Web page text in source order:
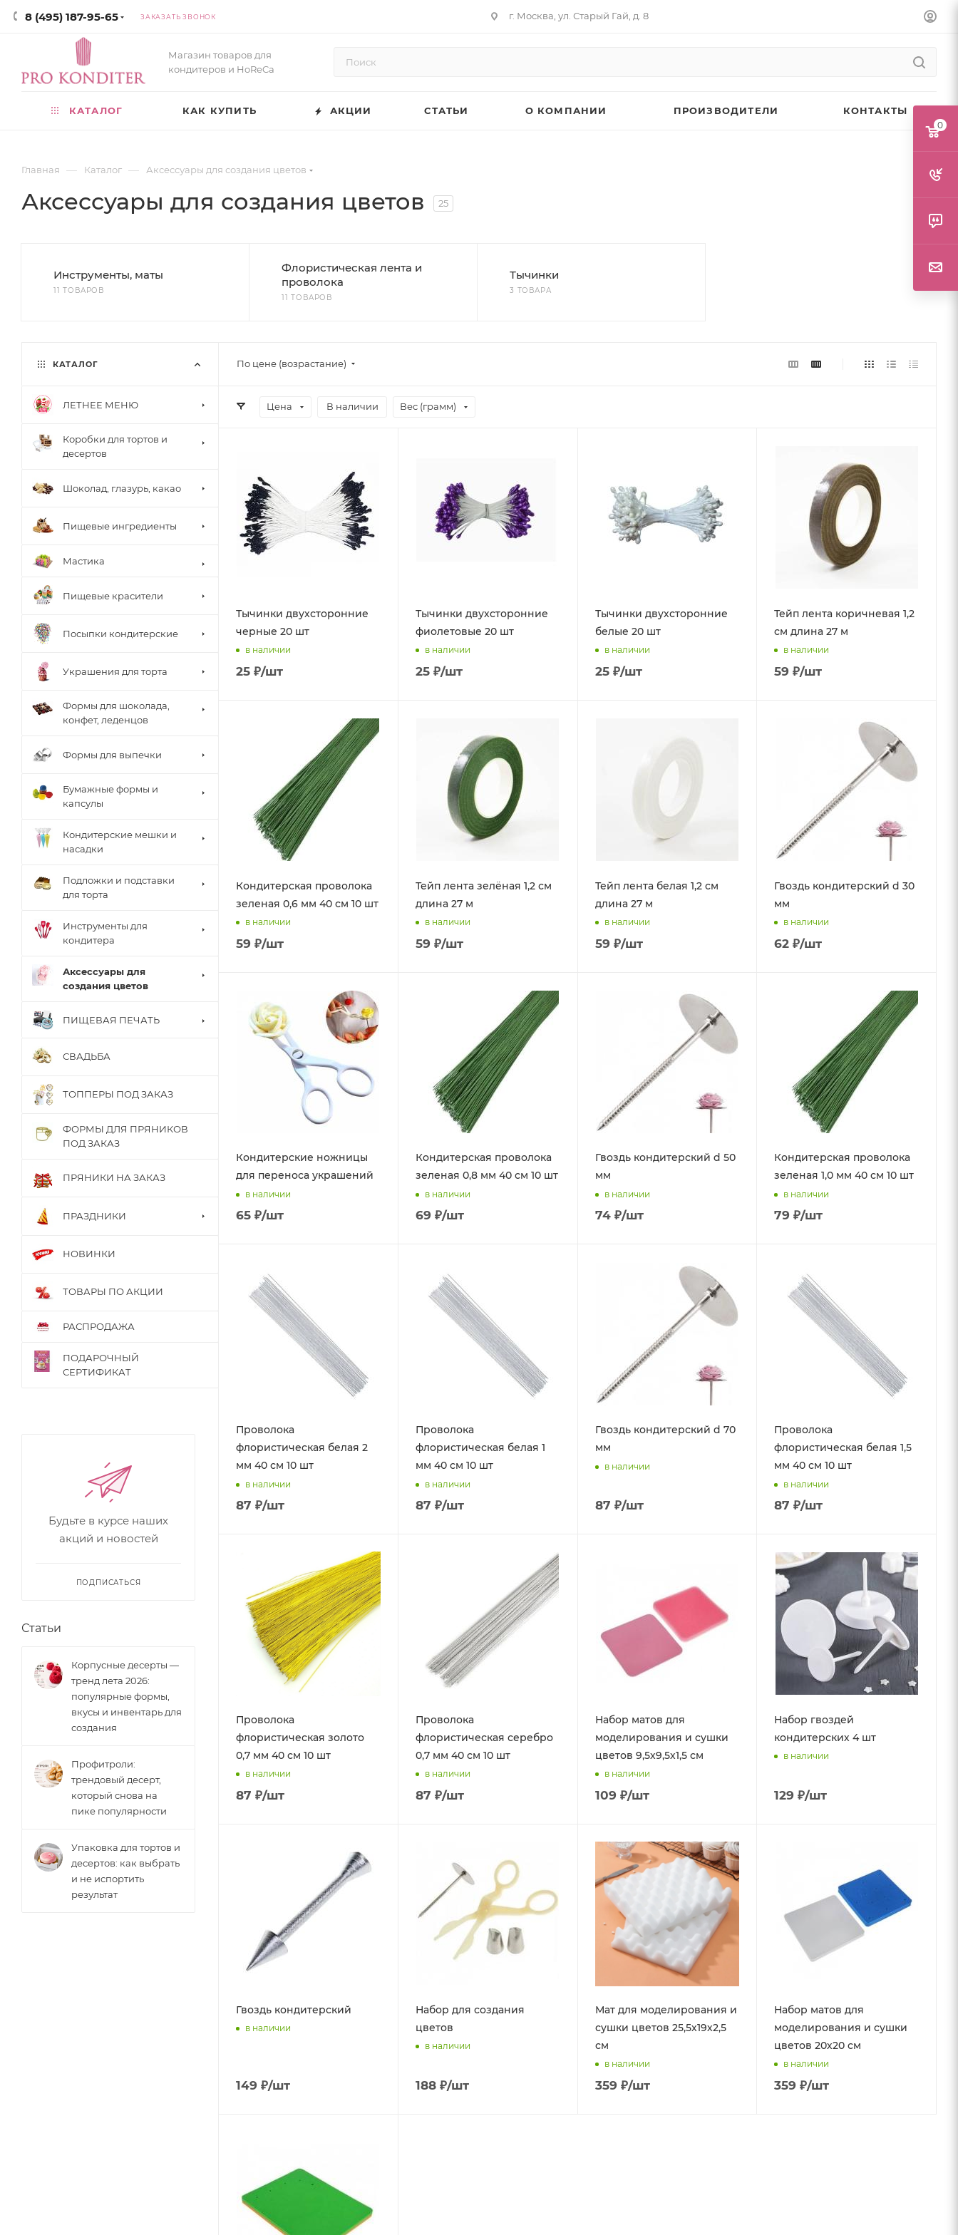
8 (495) 187-95-65 ЗАКАЗАТЬ ЗВОНОК г. Москва, ул. Старый Гай, д. 8
Магазин товаров для
кондитеров и HoReCa
КАТАЛОГ КАК КУПИТЬ АКЦИИ СТАТЬИ О КОМПАНИИ ПРОИЗВОДИТЕЛИ КОНТАКТЫ
Главная — Каталог — Аксессуары для создания цветов
Аксессуары для создания цветов 25
Инструменты, маты
11 ТОВАРОВ
Флористическая лента и
проволока
11 ТОВАРОВ
Тычинки
3 ТОВАРА
По цене (возрастание)
Цена В наличии Вес (грамм)
Тычинки двухсторонние
черные 20 шт
в наличии
25 ₽/шт
Тычинки двухсторонние
фиолетовые 20 шт
в наличии
25₽/шт
Тычинки двухсторонние
белые 20 шт
в наличии
25₽/шт
Тейп лента коричневая 1,2
см длина 27 м
в наличии
59 ₽/шт
Кондитерская проволока
зеленая 0,6 мм 40 см 10 шт
в наличии
59 ₽/шт
Тейп лента зелёная 1,2 см
длина 27 м
в наличии
59 ₽/шт
Тейп лента белая 1,2 см
длина 27 м
в наличии
59 ₽/шт
Гвоздь кондитерский d 30
мм
в наличии
62 ₽/шт
Кондитерские ножницы
для переноса украшений
в наличии
65 ₽/шт
Кондитерская проволока
зеленая 0,8 мм 40 см 10 шт
в наличии
69 ₽/шт
Гвоздь кондитерский d 50
мм
в наличии
74₽/шт
Кондитерская проволока
зеленая 1,0 мм 40 см 10 шт
в наличии
79 ₽/шт
Проволока
флористическая белая 2
мм 40 см 10 шт
в наличии
87 ₽/шт
Проволока
флористическая белая 1
мм 40 см 10 шт
в наличии
87 ₽/шт
Гвоздь кондитерский d 70
мм
в наличии
87 ₽/шт
Проволока
флористическая белая 1,5
мм 40 см 10 шт
в наличии
87 ₽/шт
Проволока
флористическая золото
0,7 мм 40 см 10 шт
в наличии
87 ₽/шт
Проволока
флористическая серебро
0,7 мм 40 см 10 шт
в наличии
87 ₽/шт
Набор матов для
моделирования и сушки
цветов 9,5х9,5х1,5 см
в наличии
109 ₽/шт
Набор гвоздей
кондитерских 4 шт
в наличии
129 ₽/шт
Гвоздь кондитерский
в наличии
149 ₽/шт
Набор для создания
цветов
в наличии
188₽/шт
Мат для моделирования и
сушки цветов 25,5х19х2,5
см
в наличии
359 ₽/шт
Набор матов для
моделирования и сушки
цветов 20х20 см
в наличии
359 ₽/шт
КАТАЛОГ
ЛЕТНЕЕ МЕНЮ
Коробки для тортов и
десертов
Шоколад, глазурь, какао
Пищевые ингредиенты
Мастика
Пищевые красители
Посыпки кондитерские
Украшения для торта
Формы для шоколада,
конфет, леденцов
Формы для выпечки
Бумажные формы и
капсулы
Кондитерские мешки и
насадки
Подложки и подставки
для торта
Инструменты для
кондитера
Аксессуары для
создания цветов
ПИЩЕВАЯ ПЕЧАТЬ
СВАДЬБА
ТОППЕРЫ ПОД ЗАКАЗ
ФОРМЫ ДЛЯ ПРЯНИКОВ
ПОД ЗАКАЗ
ПРЯНИКИ НА ЗАКАЗ
ПРАЗДНИКИ
НОВИНКИ
ТОВАРЫ ПО АКЦИИ
РАСПРОДАЖА
ПОДАРОЧНЫЙ
СЕРТИФИКАТ
Будьте в курсе наших
акций и новостей
ПОДПИСАТЬСЯ
Статьи
Корпусные десерты —
тренд лета 2026:
популярные формы,
вкусы и инвентарь для
создания
Профитроли:
трендовый десерт,
который снова на
пике популярности
Упаковка для тортов и
десертов: как выбрать
и не испортить
результат
0